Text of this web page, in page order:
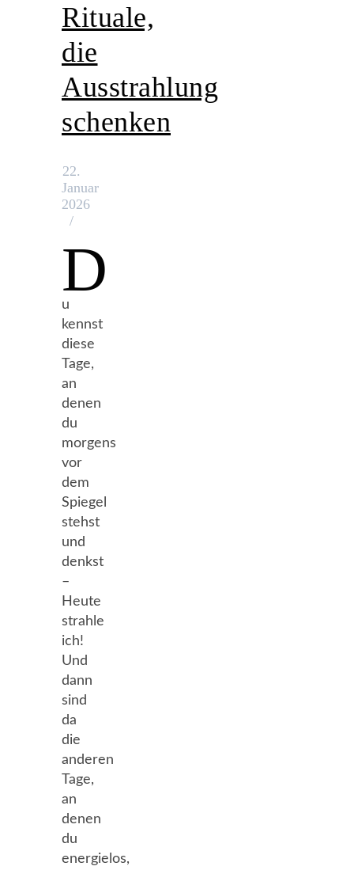
Rituale,
die
Ausstrahlung
schenken
22.
Januar
2026
/
D
u
kennst
diese
Tage,
an
denen
du
morgens
vor
dem
Spiegel
stehst
und
denkst
–
Heute
strahle
ich!
Und
dann
sind
da
die
anderen
Tage,
an
denen
du
energielos,